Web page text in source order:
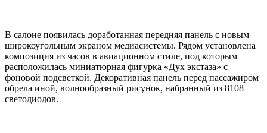
В салоне появилась доработанная передняя панель с новым
широкоугольным экраном медиасистемы. Рядом установлена
композиция из часов в авиационном стиле, под которым
расположилась миниатюрная фигурка «Дух экстаза» с
фоновой подсветкой. Декоративная панель перед пассажиром
обрела иной, волнообразный рисунок, набранный из 8108
светодиодов.